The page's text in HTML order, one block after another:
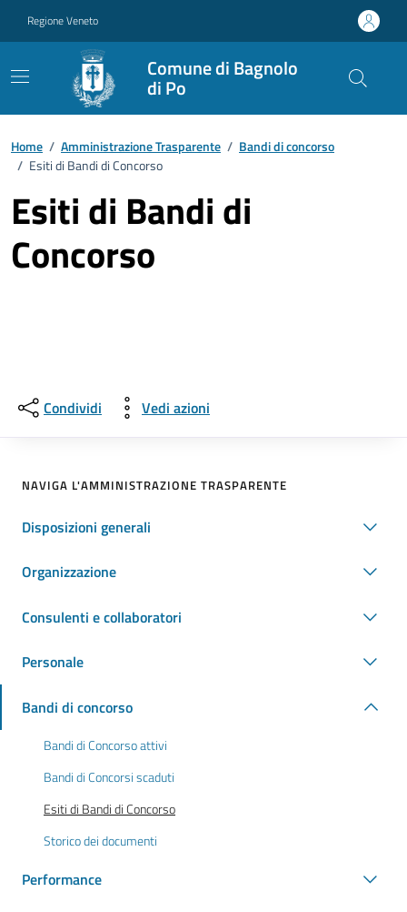
Regione Veneto
Comune di Bagnolo
di Po
Home / Amministrazione Trasparente / Bandi di concorso
/ Esiti di Bandi di Concorso
Esiti di Bandi di
Concorso
Condividi Vedi azioni
NAVIGA L'AMMINISTRAZIONE TRASPARENTE
Disposizioni generali
Organizzazione
Consulenti e collaboratori
Personale
Bandi di concorso
Bandi di Concorso attivi
Bandi di Concorsi scaduti
Esiti di Bandi di Concorso
Storico dei documenti
Performance